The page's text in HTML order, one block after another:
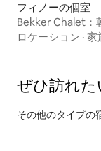
フィノーの個室
Bekker Chalet：
ロケーション · 家
ぜひ訪⁠れ⁠た⁠
その他のタ⁠イ⁠プ⁠の